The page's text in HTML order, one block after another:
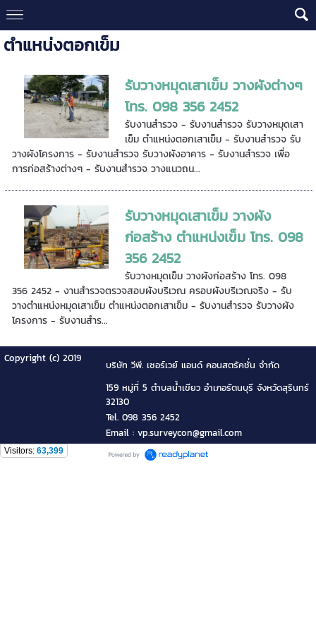
ตำแหน่งตอกเข็ม
รับวางหมุดเสาเข็ม วางผังต่างๆ
โทร. 098 356 2452
รับงานสำรวจ - รับงานสำรวจ รับวางหมุดเสา
เข็ม ตำแหน่งตอกเสาเข็ม - รับงานสำรวจ รับ
วางผังโครงการ - รับงานสำรวจ รับวางผังอาคาร - รับงานสำรวจ เพื่อ
การก่อสร้างต่างๆ - รับงานสำรวจ วางแนวถน...
รับวางหมุดเสาเข็ม วางผัง
ก่อสร้าง ตำแหน่งเข็ม โทร. 098
356 2452
รับวางหมุดเข็ม วางผังก่อสร้าง โทร. 098
356 2452 - งานสำรวจตรวจสอบผังบริเวณ ครอบผังบริเวณจริง - รับ
วางตำแหน่งหมุดเสาเข็ม ตำแหน่งตอกเสาเข็ม - รับงานสำรวจ รับวางผัง
โครงการ - รับงานสำร...
Copyright (c) 2019
บริษัท วีพี. เซอร์เวย์ แอนด์ คอนสตรัคชั่น จำกัด
159 หมู่ที่ 5 ตำบลน้ำเขียว อำเภอรัตนบุรี จังหวัดสุรินทร์
32130
Tel. 098 356 2452
Email : vp.surveycon@gmail.com
Visitors: 63,399